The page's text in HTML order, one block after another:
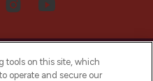
tools on this site, which
operate and secure our